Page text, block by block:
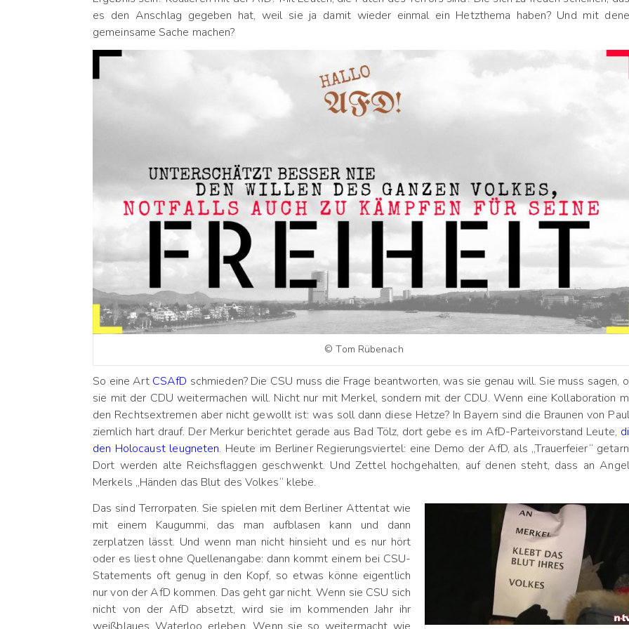
es den Anschlag gegeben hat, weil sie ja damit wieder einmal ein Hetzthema haben? Und mit
gemeinsame Sache machen?
© Tom Rübenach
So eine Art CSAfD schmieden? Die CSU muss die Frage beantworten, was sie genau will. Sie muss sagen,
sie mit der CDU weitermachen will. Nicht nur mit Merkel, sondern mit der CDU. Wenn eine Kollaboration
den Rechtsextremen aber nicht gewollt ist: was soll dann diese Hetze? In Bayern sind die Braunen von
ziemlich hart drauf. Der Merkur berichtet gerade aus Bad Tölz, dort gebe es im AfD-Parteivorstand Leute,
den Holocaust leugneten. Heute im Berliner Regierungsviertel: eine Demo der AfD, als „Trauerfeier“
Dort werden alte Reichsflaggen geschwenkt. Und Zettel hochgehalten, auf denen steht, dass an
Merkels „Händen das Blut des Volkes“ klebe.
Das sind Terrorpaten. Sie spielen mit dem Berliner Attentat wie
mit einem Kaugummi, das man aufblasen kann und dann
zerplatzen lässt. Und wenn man nicht hinsieht und es nur hört
oder es liest ohne Quellenangabe: dann kommt einem bei CSU-
Statements oft genug in den Kopf, so etwas könne eigentlich
nur von der AfD kommen. Das geht gar nicht. Wenn sie CSU sich
nicht von der AfD absetzt, wird sie im kommenden Jahr ihr